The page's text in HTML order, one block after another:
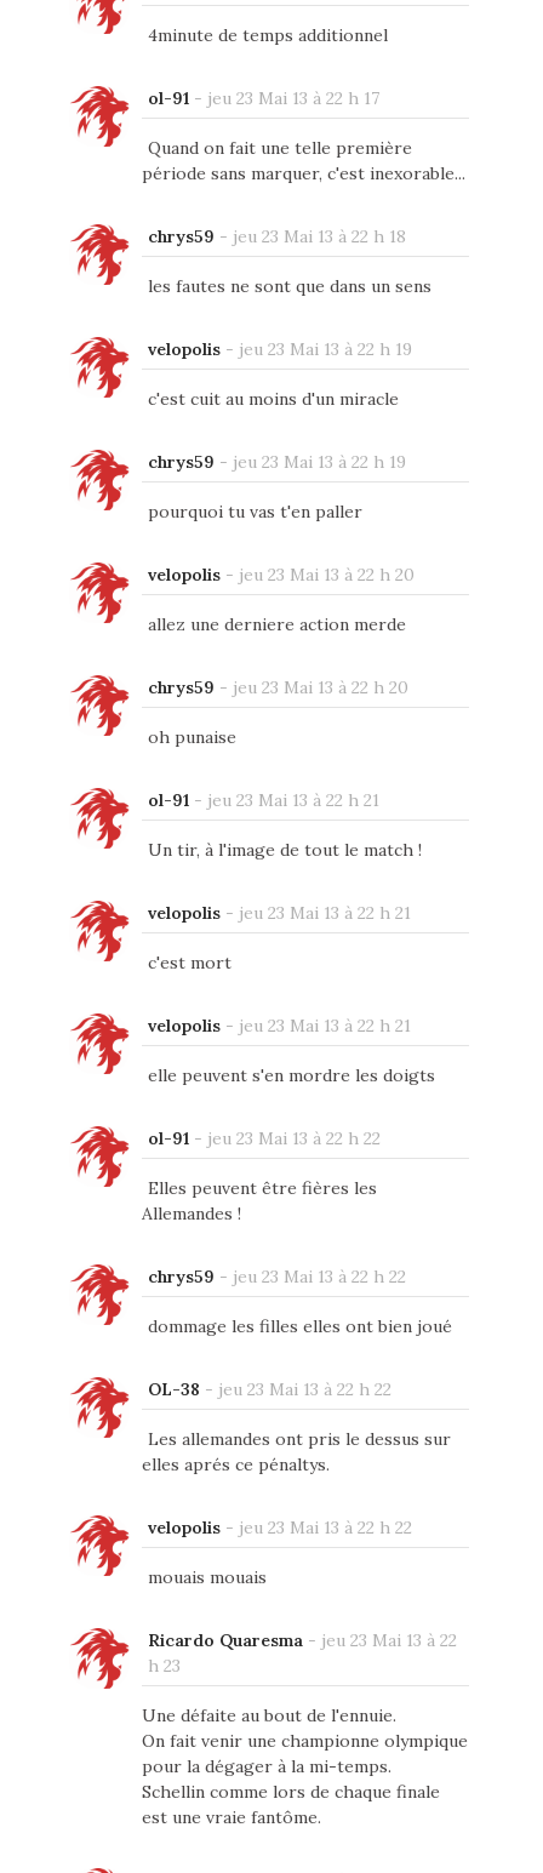
4minute de temps additionnel
ol-91- jeu 23 Mai 13 à 22 h 17
Quand on fait une telle première
période sans marquer, c'est inexorable...
chrys59 - jeu 23 Mai 13 à 22 h 18
les fautes ne sont que dans un sens
velopolis- jeu 23 Mai 13 à 22 h 19
c'est cuit au moins d'un miracle
chrys59 - jeu 23 Mai 13 à 22 h 19
pourquoi tu vas t'en paller
velopolis- jeu 23 Mai 13 à 22 h 20
allez une derniere action merde
chrys59 - jeu 23 Mai 13 à 22 h 20
oh punaise
ol-91- jeu 23 Mai 13 à 22 h 21
Un tir, à l'image de tout le match !
velopolis- jeu 23 Mai 13 à 22 h 21
c'est mort
velopolis- jeu 23 Mai 13 à 22 h 21
elle peuvent s'en mordre les doigts
ol-91- jeu 23 Mai 13 à 22 h 22
Elles peuvent être fières les
Allemandes !
chrys59 - jeu 23 Mai 13 à 22 h 22
dommage les filles elles ont bien joué
OL-38 - jeu 23 Mai 13 à 22 h 22
Les allemandes ont pris le dessus sur
elles aprés ce pénaltys.
velopolis- jeu 23 Mai 13 à 22 h 22
mouais mouais
Ricardo Quaresma- jeu 23 Mai 13 à 22
h 23
Une défaite au bout de l'ennuie.
On fait venir une championne olympique
pour la dégager à la mi-temps.
Schellin comme lors de chaque finale
est une vraie fantôme.